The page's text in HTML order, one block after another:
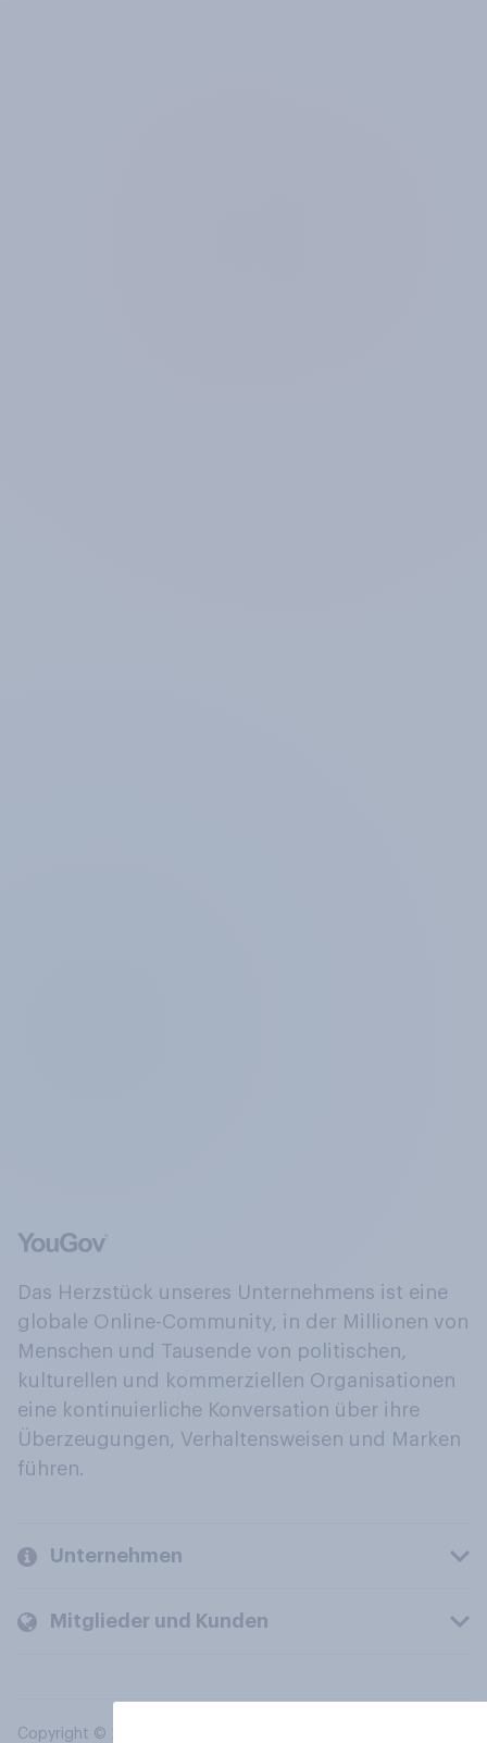
Das Herzstück unseres Unternehmens ist eine
globale Online-Community, in der Millionen von
Menschen und Tausende von politischen,
kulturellen und kommerziellen Organisationen
eine kontinuierliche Konversation über ihre
Überzeugungen, Verhaltensweisen und Marken
führen.
Unternehmen
Mitglieder und Kunden
Copyright © 2026 YouGov PLC. Alle Rechte vorbehalten.